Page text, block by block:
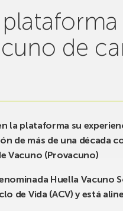
de
la plataforma su
de más de una década
Vacuno (Provacuno)
Huella Vacuno
de Vida (ACV) y está